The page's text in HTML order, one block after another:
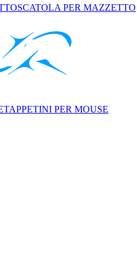
SCATOLA PER MAZZETTO
TAPPETINI PER MOUSE